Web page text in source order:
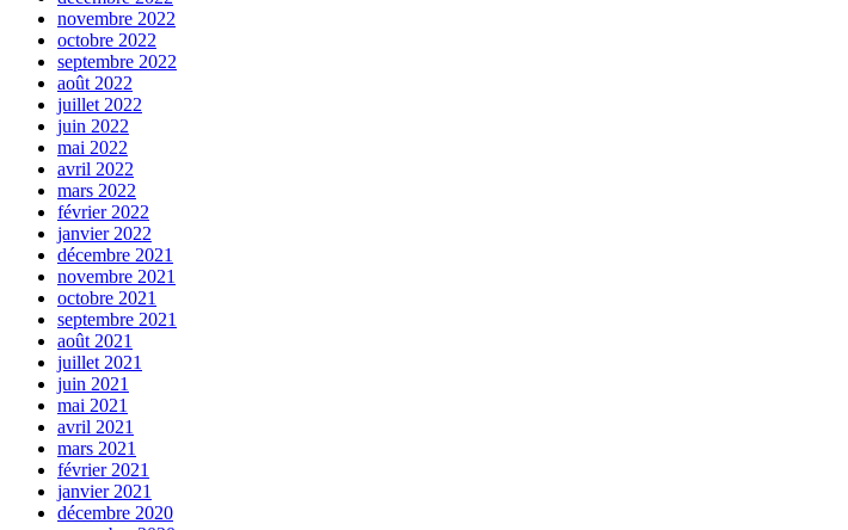
novembre 2022
octobre 2022
septembre 2022
août 2022
juillet 2022
juin 2022
mai 2022
avril 2022
mars 2022
février 2022
janvier 2022
décembre 2021
novembre 2021
octobre 2021
septembre 2021
août 2021
juillet 2021
juin 2021
mai 2021
avril 2021
mars 2021
février 2021
janvier 2021
décembre 2020